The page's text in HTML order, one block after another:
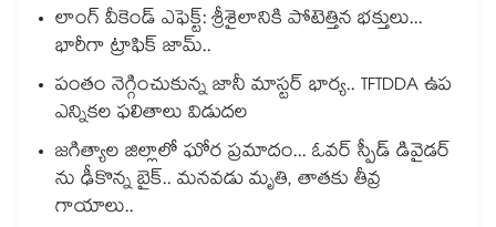
లాంగ్ వీకెండ్ ఎఫెక్ట్: శ్రీశైలానికి పోటెత్తిన భక్తులు...
భారీగా ట్రాఫిక్ జామ్..
పంతం నెగ్గించుకున్న జానీ మాస్టర్ భార్య.. TFTDDA ఉప
ఎన్నికల ఫలితాలు విడుదల
జగిత్యాల జిల్లాలో ఘోర ప్రమాదం... ఓవర్ స్పీడ్ డివైడర్
ను ఢీకొన్న బైక్.. మనవడు మృతి, తాతకు తీవ్ర
గాయాలు..